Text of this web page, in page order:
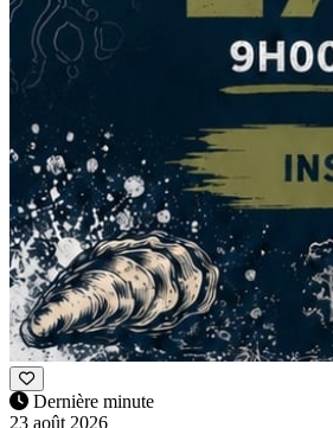
Dernière minute
23 août 2026